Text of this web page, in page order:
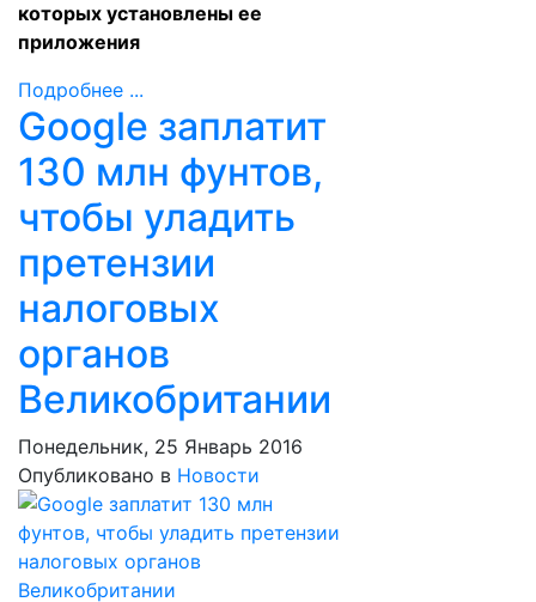
которых установлены ее
приложения
Подробнее ...
Google заплатит
130 млн фунтов,
чтобы уладить
претензии
налоговых
органов
Великобритании
Понедельник, 25 Январь 2016
Опубликовано в Новости